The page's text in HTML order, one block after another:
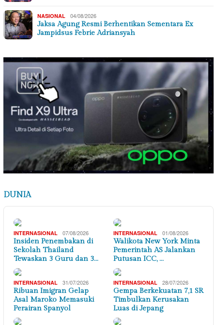
NASIONAL 04/08/2026
Jaksa Agung Resmi Berhentikan Sementara Ex
Jampidsus Febrie Adriansyah
DUNIA
INTERNASIONAL 07/08/2026
Insiden Penembakan di
Sekolah Thailand
Tewaskan 3 Guru dan 3…
INTERNASIONAL 01/08/2026
Walikota New York Minta
Pemerintah AS Jalankan
Putusan ICC, …
INTERNASIONAL 31/07/2026
Ribuan Imigran Gelap
Asal Maroko Memasuki
Perairan Spanyol
INTERNASIONAL 28/07/2026
Gempa Berkekuatan 7,1 SR
Timbulkan Kerusakan
Luas di Jepang